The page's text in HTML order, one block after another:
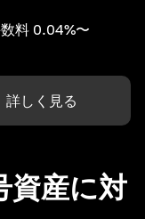
料 0.04%〜
詳しく見る
資産に対